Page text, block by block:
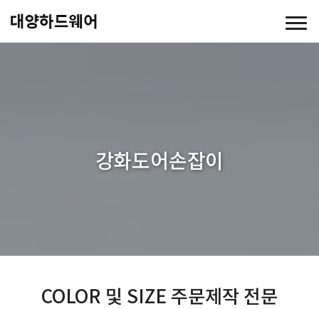
강화도어손잡이
COLOR 및 SIZE 주문제작 전문